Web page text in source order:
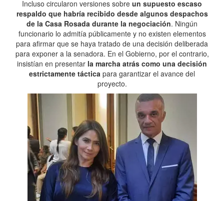
Incluso circularon versiones sobre un supuesto escaso
respaldo que habría recibido desde algunos despachos
de la Casa Rosada durante la negociación. Ningún
funcionario lo admitía públicamente y no existen elementos
para afirmar que se haya tratado de una decisión deliberada
para exponer a la senadora. En el Gobierno, por el contrario,
insistían en presentar la marcha atrás como una decisión
estrictamente táctica para garantizar el avance del
proyecto.